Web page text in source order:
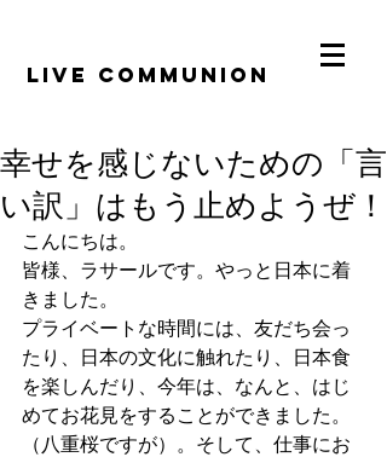
​LiVE COMMUNION
幸せを感じないための「言
い訳」はもう止めようぜ！
こんにちは。
皆様、ラサールです。やっと日本に着
きました。
プライベートな時間には、友だち会っ
たり、日本の文化に触れたり、日本食
を楽しんだり、今年は、なんと、はじ
めてお花見をすることができました。
（八重桜ですが）。そして、仕事にお